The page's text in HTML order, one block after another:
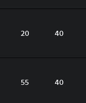
20 40
55 40